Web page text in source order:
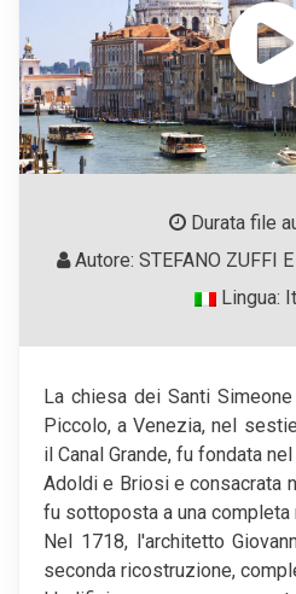
Durata file
Autore: STEFANO ZUFFI
Lingua:
La chiesa dei Santi
Piccolo, a Venezia, nel
il Canal Grande, fu fondata
Adoldi e Briosi e consacrata
fu sottoposta a una completa
Nel 1718, l'architetto
seconda ricostruzione,